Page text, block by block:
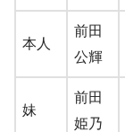
本人
前田
公輝
妹
前田
姫乃